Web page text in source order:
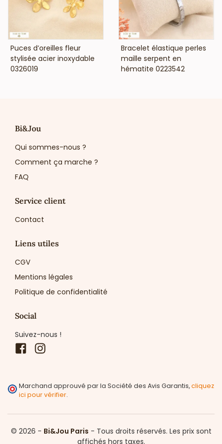
forte valeur ajoutée.
📍 Exclusivité disponible chez votre meilleur grossiste bijoux
acier inoxydable à Paris, 117 rue du Temple.
VOIR LE PRIX
Puces d’oreilles fleur
stylisée acier inoxydable
0326019
VOIR LE PRIX
Bracelet élastique perles
maille serpent en
hématite 0223542
Bi&Jou
Qui sommes-nous ?
Comment ça marche ?
FAQ
Service client
Contact
Liens utiles
CGV
Mentions légales
Politique de confidentialité
Social
Suivez-nous !
Facebook
Marchand approuvé par la Société des Avis Garantis,cliquez
ici pour vérifier.
© 2026 - Bi&Jou Paris - Tous droits réservés. Les prix sont
affichés hors taxes.